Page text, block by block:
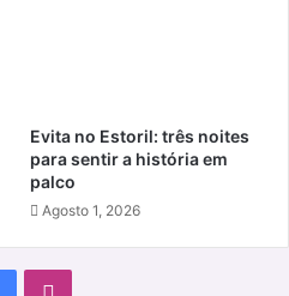
Evita no Estoril: três noites
para sentir a história em
palco
Agosto 1, 2026